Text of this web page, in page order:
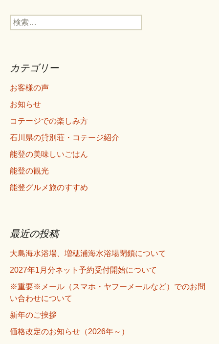
ー
シ
ン
検
索:
カテゴリー
お客様の声
お知らせ
コテージでの楽しみ方
石川県の貸別荘・コテージ紹介
能登の美味しいごはん
能登の観光
能登グルメ旅のすすめ
最近の投稿
大島海水浴場、増穂浦海水浴場閉鎖について
2027年1月分ネット予約受付開始について
※重要※メール（スマホ・ヤフーメールなど）でのお問
い合わせについて
新年のご挨拶
価格改定のお知らせ（2026年～）